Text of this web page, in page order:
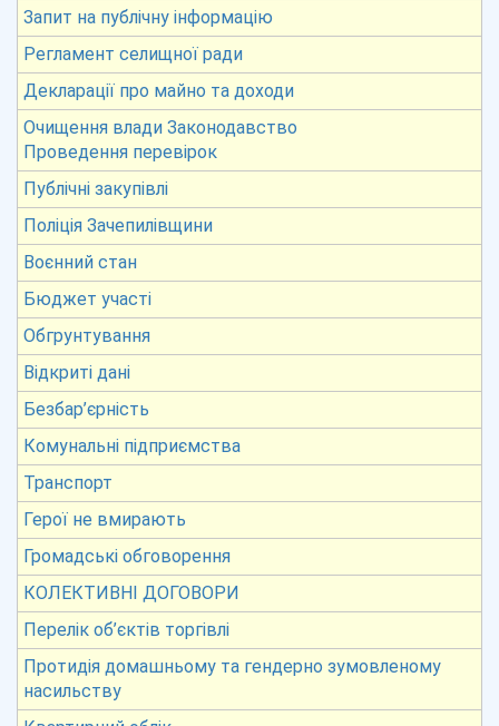
Запит на публічну інформацію
Регламент селищної ради
Декларації про майно та доходи
Очищення влади Законодавство
Проведення перевірок
Публічні закупівлі
Поліція Зачепилівщини
Воєнний стан
Бюджет участі
Обгрунтування
Відкриті дані
Безбар’єрність
Комунальні підприємства
Транспорт
Герої не вмирають
Громадські обговорення
КОЛЕКТИВНІ ДОГОВОРИ
Перелік об’єктів торгівлі
Протидія домашньому та гендерно зумовленому
насильству